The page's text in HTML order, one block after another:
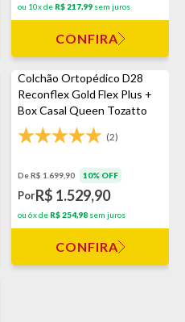
ou 10x de R$ 217,99 sem juros
CONFIRA
Colchão Ortopédico D28
Reconflex Gold Flex Plus +
Box Casal Queen Tozatto
Uni Naturale 158cm -
Rústico Cinza
(2)
De R$ 1.699,90 10% OFF
PorR$ 1.529,90
ou 6x de R$ 254,98 sem juros
CONFIRA